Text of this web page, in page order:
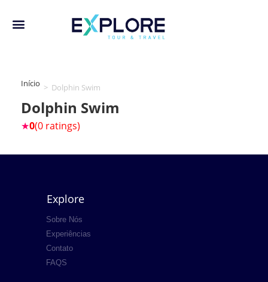
Início > Dolphin Swim
Dolphin Swim
★0(0 ratings)
Explore
Sobre Nós
Experiências
Contato
FAQS